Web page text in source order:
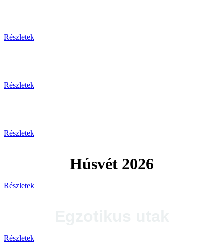
Részletek
Részletek
Részletek
Húsvét 2026
Részletek
Részletek